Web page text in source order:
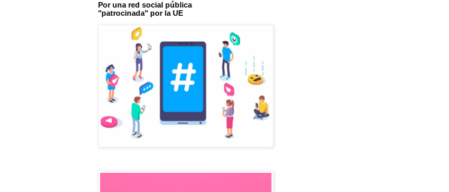
Por una red social pública
"patrocinada" por la UE